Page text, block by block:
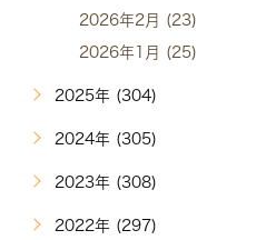
2026年2月 (23)
2026年1月 (25)
2025年 (304)
2024年 (305)
2023年 (308)
2022年 (297)